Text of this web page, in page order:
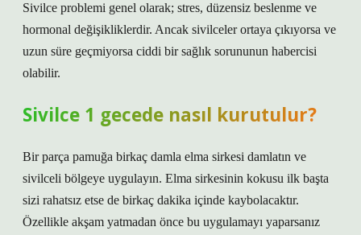
Sivilce problemi genel olarak; stres, düzensiz beslenme ve
hormonal değişikliklerdir. Ancak sivilceler ortaya çıkıyorsa ve
uzun süre geçmiyorsa ciddi bir sağlık sorununun habercisi
olabilir.
Sivilce 1 gecede nasıl kurutulur?
Bir parça pamuğa birkaç damla elma sirkesi damlatın ve
sivilceli bölgeye uygulayın. Elma sirkesinin kokusu ilk başta
sizi rahatsız etse de birkaç dakika içinde kaybolacaktır.
Özellikle akşam yatmadan önce bu uygulamayı yaparsanız